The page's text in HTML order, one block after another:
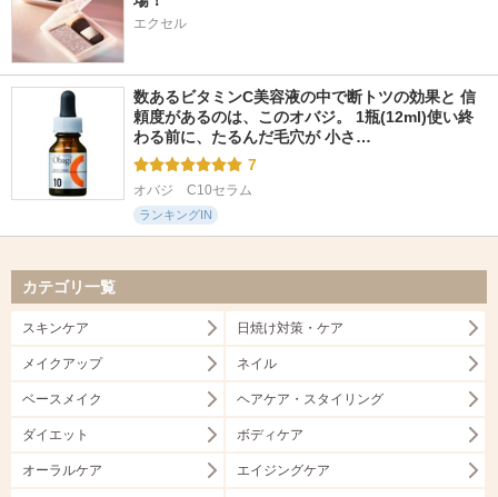
エクセル
数あるビタミンC美容液の中で断トツの効果と 信
頼度があるのは、このオバジ。 1瓶(12ml)使い終
わる前に、たるんだ毛穴が 小さ…
7
オバジ　C10セラム
ランキングIN
カテゴリ一覧
スキンケア 日焼け対策・ケア
メイクアップ ネイル
ベースメイク ヘアケア・スタイリング
ダイエット ボディケア
オーラルケア エイジングケア